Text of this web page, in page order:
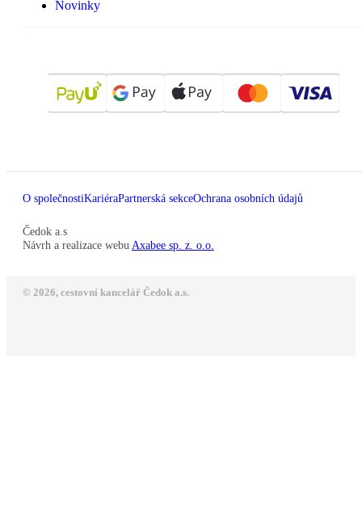
Novinky
O společnostiKariéraPartnerská sekceOchrana osobních údajů
Čedok a.s
Návrh a realizace webu Axabee sp. z. o.o.
© 2026, cestovní kancelář Čedok a.s.